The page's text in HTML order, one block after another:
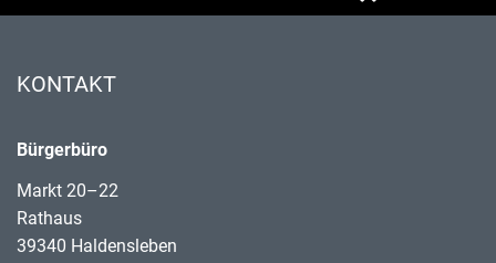
KONTAKT
Bürgerbüro
Markt 20–22
Rathaus
39340 Haldensleben